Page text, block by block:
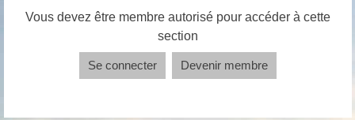
Vous devez être membre autorisé pour accéder à cette
section
Se connecter Devenir membre